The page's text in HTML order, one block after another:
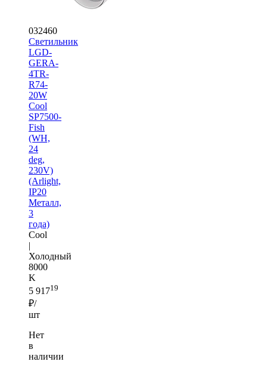
032460
Светильник
LGD-
GERA-
4TR-
R74-
20W
Cool
SP7500-
Fish
(WH,
24
deg,
230V)
(Arlight,
IP20
Металл,
3
года)
Cool
|
Холодный
8000
K
5 91719
₽/
шт
Нет
в
наличии